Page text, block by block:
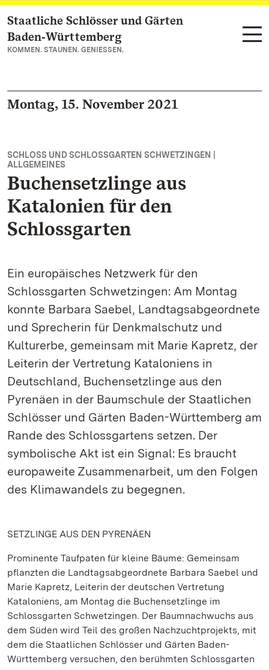
Zum Hauptinhalt springen
Staatliche Schlösser und Gärten
Baden‑Württemberg
KOMMEN. STAUNEN. GENIESSEN.
Montag, 15. November 2021
SCHLOSS UND SCHLOSSGARTEN SCHWETZINGEN |
ALLGEMEINES
Buchensetzlinge aus
Katalonien für den
Schlossgarten
Ein europäisches Netzwerk für den
Schlossgarten Schwetzingen: Am Montag
konnte Barbara Saebel, Landtagsabgeordnete
und Sprecherin für Denkmalschutz und
Kulturerbe, gemeinsam mit Marie Kapretz, der
Leiterin der Vertretung Kataloniens in
Deutschland, Buchensetzlinge aus den
Pyrenäen in der Baumschule der Staatlichen
Schlösser und Gärten Baden-Württemberg am
Rande des Schlossgartens setzen. Der
symbolische Akt ist ein Signal: Es braucht
europaweite Zusammenarbeit, um den Folgen
des Klimawandels zu begegnen.
SETZLINGE AUS DEN PYRENÄEN
Prominente Taufpaten für kleine Bäume: Gemeinsam
pflanzten die Landtagsabgeordnete Barbara Saebel und
Marie Kapretz, Leiterin der deutschen Vertretung
Kataloniens, am Montag die Buchensetzlinge im
Schlossgarten Schwetzingen. Der Baumnachwuchs aus
dem Süden wird Teil des großen Nachzuchtprojekts, mit
dem die Staatlichen Schlösser und Gärten Baden-
Württemberg versuchen, den berühmten Schlossgarten